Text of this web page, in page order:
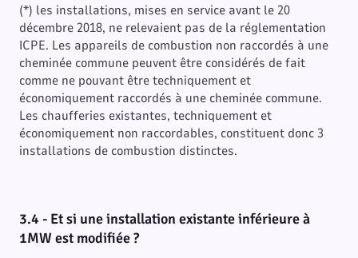
(*) les installations, mises en service avant le 20
décembre 2018, ne relevaient pas de la réglementation
ICPE. Les appareils de combustion non raccordés à une
cheminée commune peuvent être considérés de fait
comme ne pouvant être techniquement et
économiquement raccordés à une cheminée commune.
Les chaufferies existantes, techniquement et
économiquement non raccordables, constituent donc 3
installations de combustion distinctes.
3.4 - Et si une installation existante inférieure à
1MW est modifiée ?